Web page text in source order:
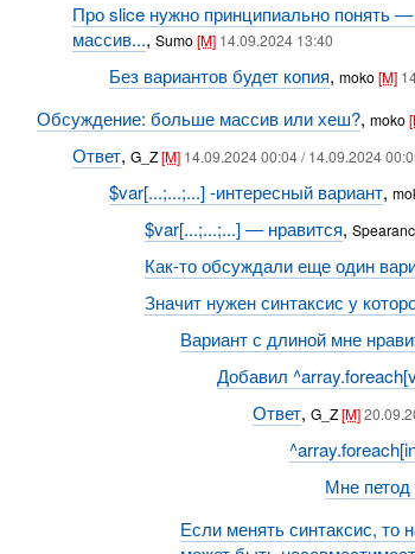
Про slice нужно принципиально понять
массив...,Sumo[M] 14.09.2024 13:40
Без вариантов будет копия, moko[M]
Обсуждение: больше массив или хеш?, moko
Ответ,G_Z[M] 14.09.2024 00:04 / 14.09.2024
$var[...;...;...] -интересный вариант,
$var[...;...;...] — нравится,
Как-то обсуждали еще один
Значит нужен синтаксис у
Вариант с длиной мне
Добавил
Ответ,G_Z[M]
Мне петод
Если менять синтаксис, то